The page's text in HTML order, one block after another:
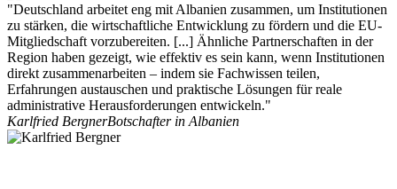
"Deutschland arbeitet eng mit Albanien zusammen, um Institutionen
zu stärken, die wirtschaftliche Entwicklung zu fördern und die EU-
Mitgliedschaft vorzubereiten. [...] Ähnliche Partnerschaften in der
Region haben gezeigt, wie effektiv es sein kann, wenn Institutionen
direkt zusammenarbeiten – indem sie Fachwissen teilen,
Erfahrungen austauschen und praktische Lösungen für reale
administrative Herausforderungen entwickeln."
Karlfried BergnerBotschafter in Albanien